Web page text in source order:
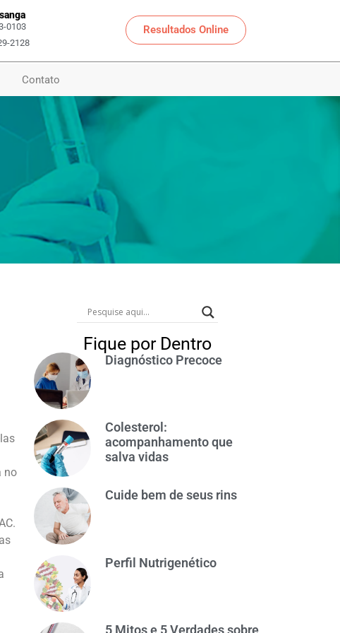
0103
2128
Resultados Online
Contato
no
Fique por Dentro
Diagnóstico Precoce
Colesterol:
acompanhamento que
salva vidas
Cuide bem de seus rins
Perfil Nutrigenético
5 Mitos e 5 Verdades sobre